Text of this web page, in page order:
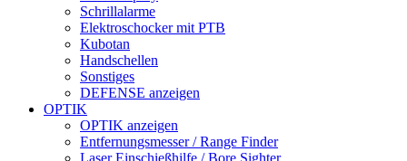
Schrillalarme
Elektroschocker mit PTB
Kubotan
Handschellen
Sonstiges
DEFENSE anzeigen
OPTIK
OPTIK anzeigen
Entfernungsmesser / Range Finder
Laser Einschießhilfe / Bore Sighter